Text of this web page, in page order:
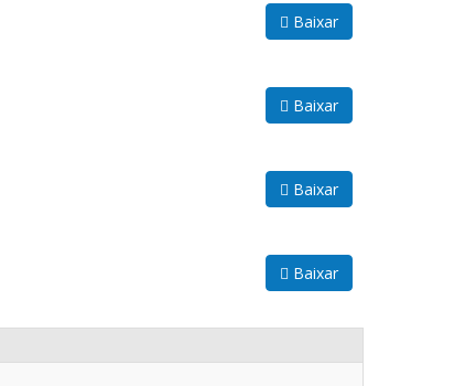
Baixar
Baixar
Baixar
Baixar